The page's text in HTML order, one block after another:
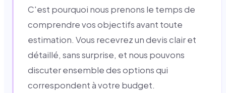
C'est pourquoi nous prenons le temps de
comprendre vos objectifs avant toute
estimation. Vous recevrez un devis clair et
détaillé, sans surprise, et nous pouvons
discuter ensemble des options qui
correspondent à votre budget.